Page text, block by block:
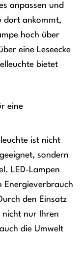
anpassen und
dort ankommt,
hoch über
eine Leseecke
bietet
eine
ist nicht
sondern
LED-Lampen
Energieverbrauch
den Einsatz
nicht nur Ihren
die Umwelt